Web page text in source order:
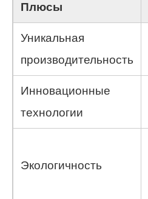
Плюсы
Уникальная
производительность
Инновационные
технологии
Экологичность